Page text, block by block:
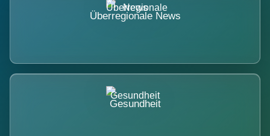
Überregionale News
Gesundheit